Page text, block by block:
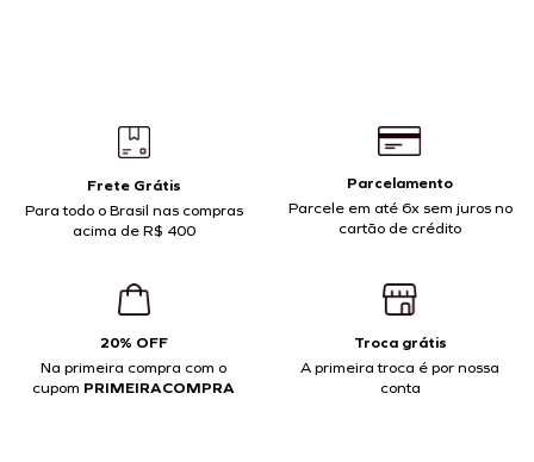
Frete Grátis
Para todo o Brasil nas compras
acima de R$ 400
Parcelamento
Parcele em até 6x sem juros no
cartão de crédito
20% OFF
Na primeira compra com o
cupom PRIMEIRACOMPRA
Troca grátis
A primeira troca é por nossa
conta